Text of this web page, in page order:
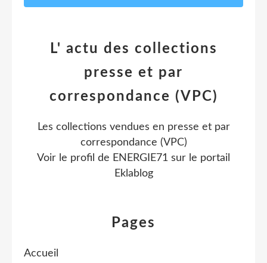
Pages
Accueil
L' actu des collections
presse et par
correspondance (VPC)
Les collections vendues en presse et par
correspondance (VPC)
Voir le profil de ENERGIE71 sur le portail
Eklablog